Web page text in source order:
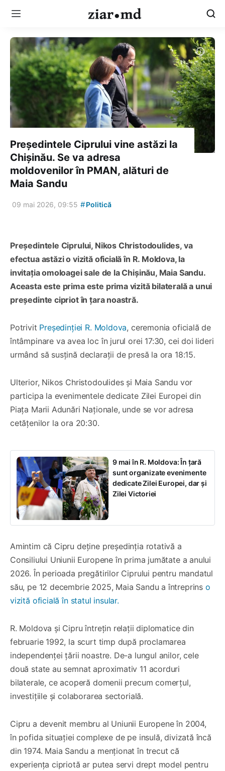
Președintele Ciprului vine astăzi la
Chișinău. Se va adresa
moldovenilor în PMAN, alături de
Maia Sandu
09 mai 2026, 09:55 #Politică
Președintele Ciprului, Nikos Christodoulides, va
efectua astăzi o vizită oficială în R. Moldova, la
invitația omoloagei sale de la Chișinău, Maia Sandu.
Aceasta este prima este prima vizită bilaterală a unui
președinte cipriot în țara noastră.
Potrivit Președinției R. Moldova, ceremonia oficială de
întâmpinare va avea loc în jurul orei 17:30, cei doi lideri
urmând să susțină declarații de presă la ora 18:15.
Ulterior, Nikos Christodoulides și Maia Sandu vor
participa la evenimentele dedicate Zilei Europei din
Piața Marii Adunări Naționale, unde se vor adresa
cetățenilor la ora 20:30.
9 mai în R. Moldova: În țară
sunt organizate evenimente
dedicate Zilei Europei, dar și
Zilei Victoriei
Amintim că Cipru deține președinția rotativă a
Consiliului Uniunii Europene în prima jumătate a anului
2026. În perioada pregătirilor Ciprului pentru mandatul
său, pe 12 decembrie 2025, Maia Sandu a întreprins o
vizită oficială în statul insular.
R. Moldova și Cipru întrețin relații diplomatice din
februarie 1992, la scurt timp după proclamarea
independenței țării noastre. De-a lungul anilor, cele
două state au semnat aproximativ 11 acorduri
bilaterale, ce acoperă domenii precum comerțul,
investițiile și colaborarea sectorială.
Cipru a devenit membru al Uniunii Europene în 2004,
în pofida situației complexe de pe insulă, divizată încă
din 1974. Maia Sandu a menționat în trecut că
experiența cipriotă ar putea servi drept model pentru